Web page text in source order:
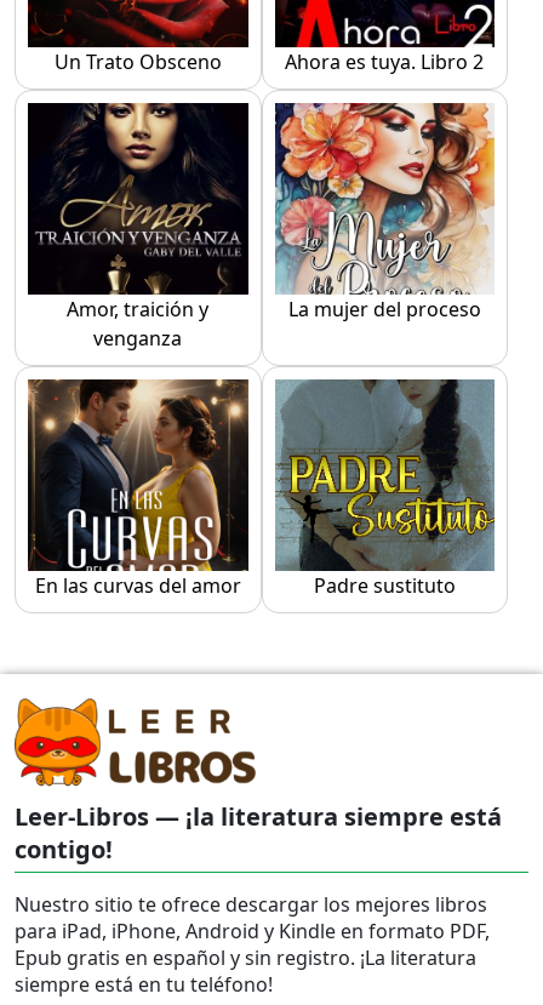
Un Trato Obsceno Ahora es tuya. Libro 2
Amor, traición y
venganza
La mujer del proceso
En las curvas del amor Padre sustituto
Leer-Libros — ¡la literatura siempre está
contigo!
Nuestro sitio te ofrece descargar los mejores libros
para iPad, iPhone, Android y Kindle en formato PDF,
Epub gratis en español y sin registro. ¡La literatura
siempre está en tu teléfono!